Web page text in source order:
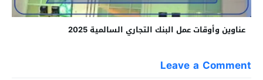
عناوين وأوقات عمل البنك التجاري السالمية 2025
Leave a Comment